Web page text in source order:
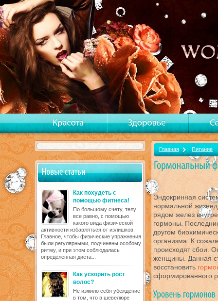
Как похудеть с
помощью фитнеса!
По большому счету, телу
все равно, с помощью
какого вида физической
активности избавляться от излишков.
Главное, чтобы физические упражнения
были регулярными, подчинены особому
ритму, и при этом соблюдалась
определенная диета...
Как ускорить рост
волос?
Не изжило себя убеждение
в том, что в шевелюре
Главная Питание
Эндокринная
нормальной
рядом желез
гормоны.
другом
организма. К
происходят сбои.
женщины. Данная
восстановить
сформированного